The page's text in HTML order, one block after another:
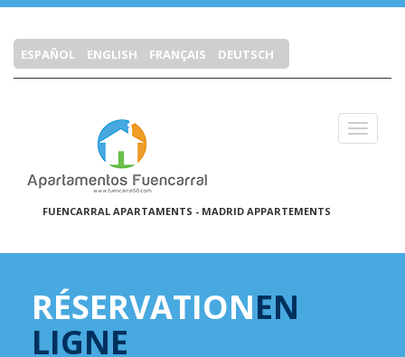
ESPAÑOL ENGLISH FRANÇAIS DEUTSCH
Cerrar
FUENCARRAL APARTAMENTS - MADRID APPARTEMENTS
RÉSERVATIONEN
LIGNE